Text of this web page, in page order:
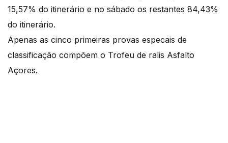
15,57% do itinerário e no sábado os restantes 84,43%
do itinerário.
Apenas as cinco primeiras provas especais de
classificação compõem o Trofeu de ralis Asfalto
Açores.